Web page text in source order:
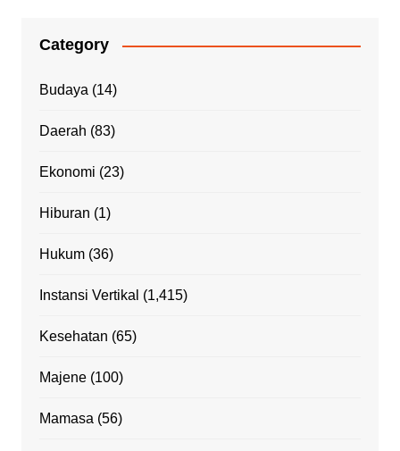
Category
Budaya (14)
Daerah (83)
Ekonomi (23)
Hiburan (1)
Hukum(36)
Instansi Vertikal (1,415)
Kesehatan (65)
Majene(100)
Mamasa (56)